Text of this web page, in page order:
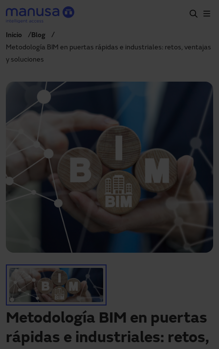
Pasar al contenido principal
Productos y sectores
Servicios
Prescripción
Proyectos
Sobre nosotros
ES
900827700
manusa@manusa.com
Inicio
Blog
Metodología BIM en puertas rápidas e industriales: retos, ventajas
y soluciones
Metodología BIM en puertas
rápidas e industriales: retos,